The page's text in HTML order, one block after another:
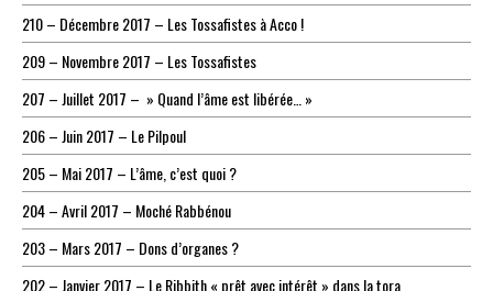
210 – Décembre 2017 – Les Tossafistes à Acco !
209 – Novembre 2017 – Les Tossafistes
207 – Juillet 2017 – » Quand l’âme est libérée… »
206 – Juin 2017 – Le Pilpoul
205 – Mai 2017 – L’âme, c’est quoi ?
204 – Avril 2017 – Moché Rabbénou
203 – Mars 2017 – Dons d’organes ?
202 – Janvier 2017 – Le Ribbith « prêt avec intérêt » dans la tora